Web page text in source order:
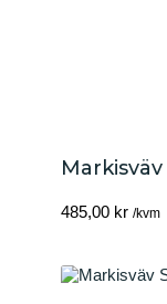
485,00 kr /kvm